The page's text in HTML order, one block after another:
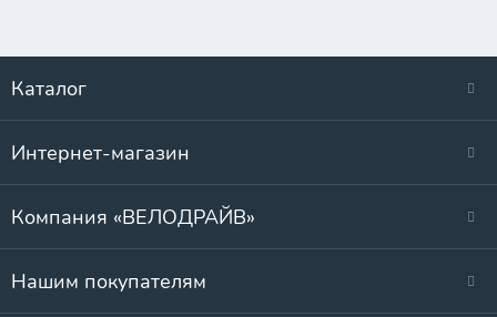
Каталог
Интернет-магазин
Компания «ВЕЛОДРАЙВ»
Нашим покупателям